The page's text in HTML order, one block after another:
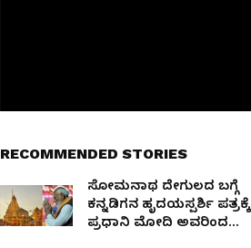
RECOMMENDED STORIES
ಸೋಮನಾಥ ದೇಗುಲದ ಬಗ್ಗೆ
ಕನ್ನಡಿಗನ ಹೃದಯಸ್ಪರ್ಶಿ ಪತ್ರಕ್ಕೆ
ಪ್ರಧಾನಿ ಮೋದಿ ಅವರಿಂದ